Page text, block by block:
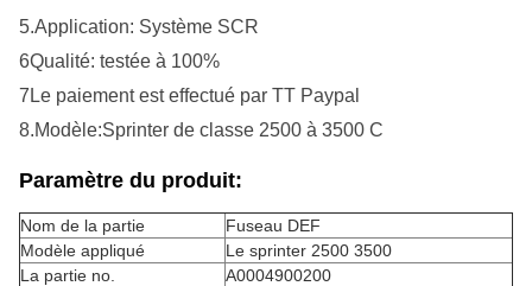
5.Application: Système SCR
6Qualité: testée à 100%
7Le paiement est effectué par TT Paypal
8.Modèle:Sprinter de classe 2500 à 3500 C
Paramètre du produit:
Nom de la partie
Fuseau DEF
Modèle appliqué
Le sprinter 2500 3500
La partie no.
A0004900200